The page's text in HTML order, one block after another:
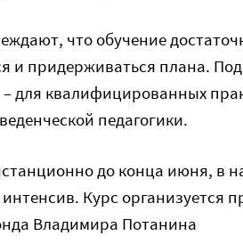
что обучение
и придерживаться плана.
– для квалифицированных
педагогики.
до конца июня, в
Курс организуется
Владимира Потанина